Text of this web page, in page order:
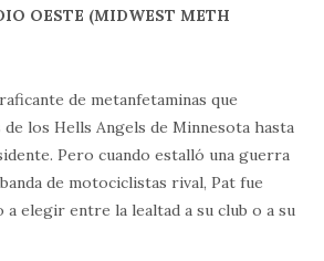
OESTE (MIDWEST METH
de metanfetaminas que
de los Hells Angels de Minnesota hasta
Pero cuando estalló una guerra
de motociclistas rival, Pat fue
elegir entre la lealtad a su club o a su